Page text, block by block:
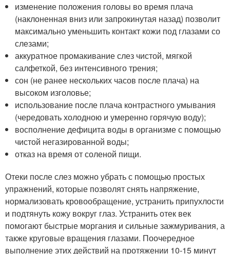
изменение положения головы во время плача
(наклоненная вниз или запрокинутая назад) позволит
максимально уменьшить контакт кожи под глазами со
слезами;
аккуратное промакивание слез чистой, мягкой
салфеткой, без интенсивного трения;
сон (не ранее нескольких часов после плача) на
высоком изголовье;
использование после плача контрастного умывания
(чередовать холодною и умеренно горячую воду);
восполнение дефицита воды в организме с помощью
чистой негазированной воды;
отказ на время от соленой пищи.
Отеки после слез можно убрать с помощью простых
упражнений, которые позволят снять напряжение,
нормализовать кровообращение, устранить припухлости
и подтянуть кожу вокруг глаз. Устранить отек век
помогают быстрые моргания и сильные зажмуривания, а
также круговые вращения глазами. Поочередное
выполнение этих действий на протяжении 10-15 минут